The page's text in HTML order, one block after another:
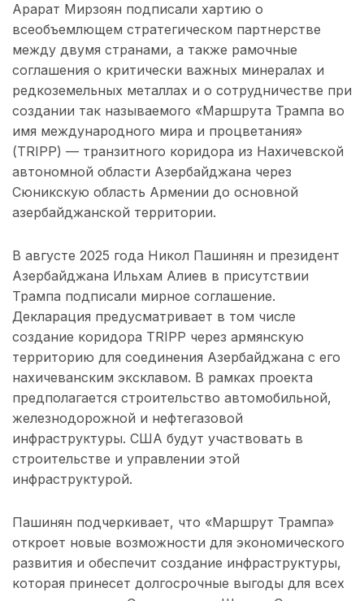
Арарат Мирзоян подписали хартию о
всеобъемлющем стратегическом партнерстве
между двумя странами, а также рамочные
соглашения о критически важных минералах и
редкоземельных металлах и о сотрудничестве при
создании так называемого «Маршрута Трампа во
имя международного мира и процветания»
(TRIPP) — транзитного коридора из Нахичевской
автономной области Азербайджана через
Сюникскую область Армении до основной
азербайджанской территории.
В августе 2025 года Никол Пашинян и президент
Азербайджана Ильхам Алиев в присутствии
Трампа подписали мирное соглашение.
Декларация предусматривает в том числе
создание коридора TRIPP через армянскую
территорию для соединения Азербайджана с его
нахичеванским эксклавом. В рамках проекта
предполагается строительство автомобильной,
железнодорожной и нефтегазовой
инфраструктуры. США будут участвовать в
строительстве и управлении этой
инфраструктурой.
Пашинян подчеркивает, что «Маршрут Трампа»
откроет новые возможности для экономического
развития и обеспечит создание инфраструктуры,
которая принесет долгосрочные выгоды для всех